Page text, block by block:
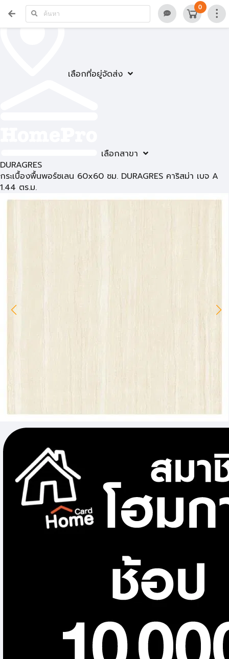
เลือกที่อยู่จัดส่ง
เลือกสาขา
0
DURAGRES
กระเบื้องพื้นพอร์ซเลน 60x60 ซม. DURAGRES คาริสม่า เบจ A
1.44 ตร.ม.